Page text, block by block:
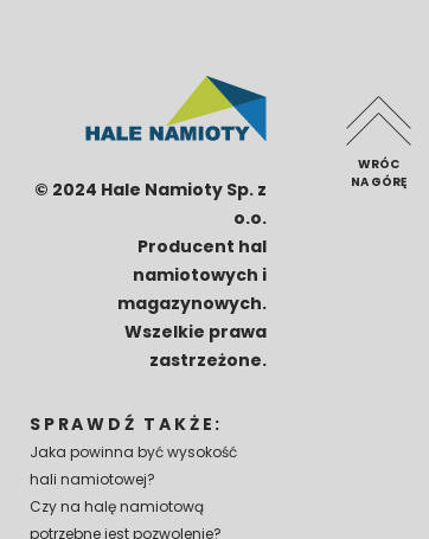
© 2024 Hale Namioty Sp. z
o.o.
Producent hal
namiotowych i
magazynowych.
Wszelkie prawa
zastrzeżone.
SPRAWDŹ TAKŻE:
Jaka powinna być wysokość
hali namiotowej?
Czy na halę namiotową
potrzebne jest pozwolenie?
WRÓC
NA GÓRĘ